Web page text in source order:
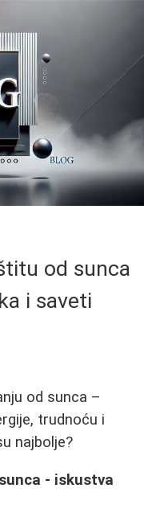
od sunca
i saveti
od sunca –
trudnoću i
najbolje?
- iskustva